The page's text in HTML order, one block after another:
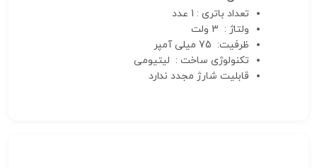
تعداد باتری : 1 عدد
ولتاژ : 3 ولت
ظرفیت: 75 میلی آمپر
تکنولوژی ساخت : لیتیومی
قابلیت شارژ مجدد ندارد